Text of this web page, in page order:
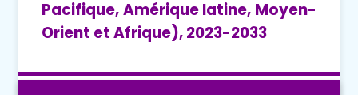
Pacifique, Amérique latine, Moyen-
Orient et Afrique), 2023-2033